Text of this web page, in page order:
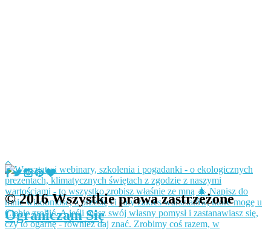
© 2016 Wszystkie prawa zastrzeżone
Ograniczam Się